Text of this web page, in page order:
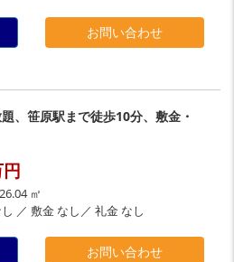
お問い合わせ
、笹原駅まで徒歩10分、敷金・
㎡
／ 敷金 なし／ 礼金 なし
お問い合わせ